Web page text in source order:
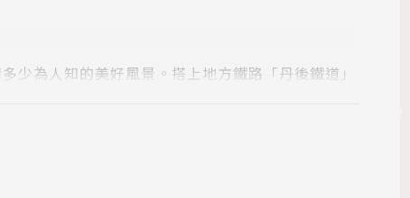
少為人知的美好風景。搭上地方鐵路「丹後鐵道」
同京都市身為千年古都的高貴姿態，尋找更為平易
。